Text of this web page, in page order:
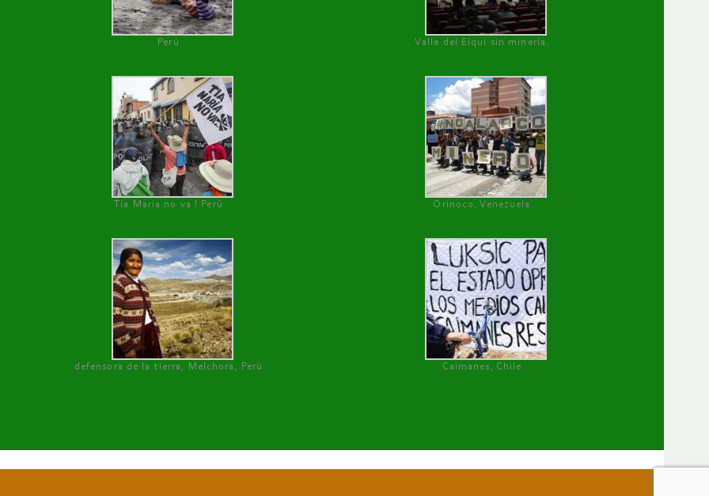
Perú Valle del Elqui sin minería.
Tía María no va ! Perú Orinoco, Venezuela
defensora de la tierra, Melchora, Perú Caimanes, Chile